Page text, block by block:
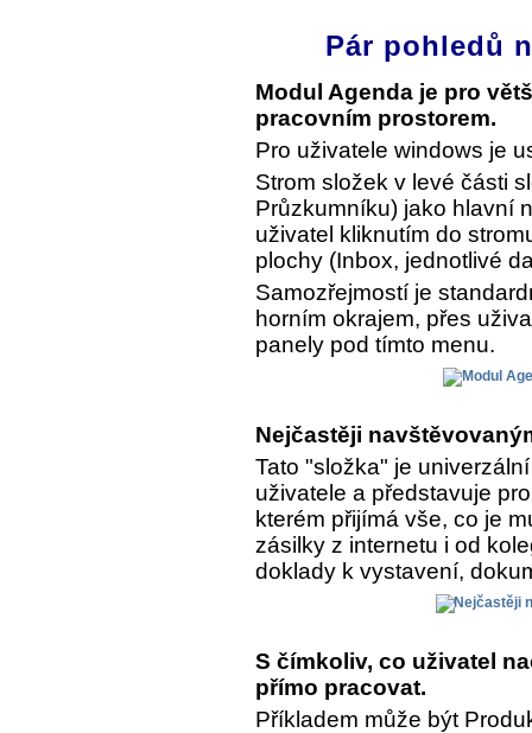
Pár pohledů
Modul Agenda je pro
pracovním prostorem.
Pro uživatele windows je
Strom složek v levé části
Průzkumníku) jako hlavní
uživatel kliknutím do
plochy (Inbox, jednotlivé
Samozřejmostí je
horním okrajem, přes
panely pod tímto menu.
Nejčastěji
Tato "složka" je
uživatele a představuje
kterém přijímá vše, co je
zásilky z internetu i od
doklady k vystavení,
S čímkoliv, co uživatel
přímo pracovat.
Příkladem může být